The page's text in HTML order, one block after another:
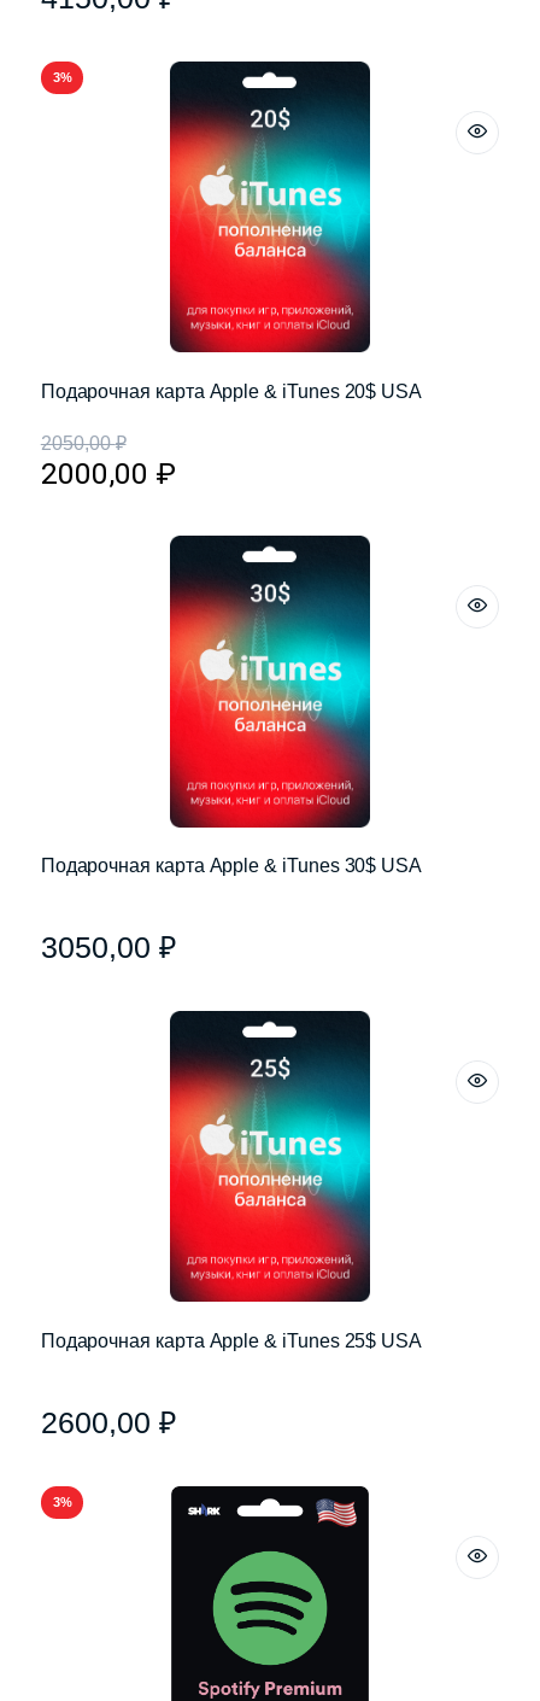
3%
Подарочная карта Apple & iTunes 20$ USA
2050,00₽
2000,00 ₽
Подарочная карта Apple & iTunes 30$ USA
3050,00 ₽
Подарочная карта Apple & iTunes 25$ USA
2600,00 ₽
3%